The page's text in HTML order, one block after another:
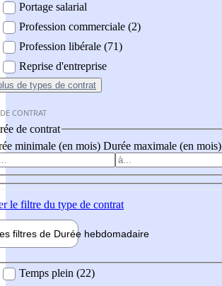
Portage salarial
Profession commerciale (2)
Profession libérale (71)
Reprise d'entreprise
de types de contrat
CONTRAT
de contrat
minimale (en mois) Durée maximale (en mois)
le filtre du type de contrat
filtres de Durée hebdomadaire
Temps plein (22)